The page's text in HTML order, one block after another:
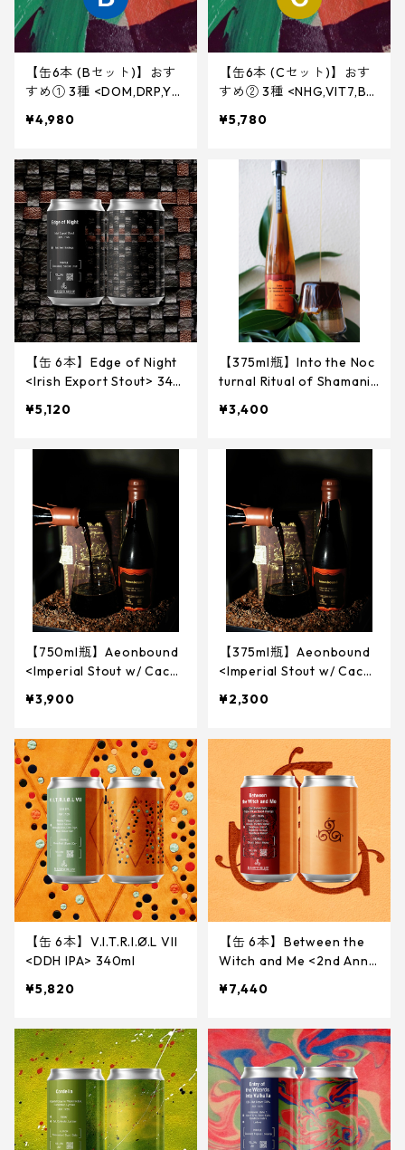
【缶6本 (Bセット)】おす
すめ① 3種 <DOM,DRP,YY
¥4,980
【缶6本 (Cセット)】おす
すめ② 3種 <NHG,VIT7,B
¥5,780
【缶 6本】Edge of Night
<Irish Export Stout> 340
¥5,120
【375ml瓶】Into the Noc
turnal Ritual of Shamanic
¥3,400
【750ml瓶】Aeonbound
<Imperial Stout w/ Caca
¥3,900
【375ml瓶】Aeonbound
<Imperial Stout w/ Caca
¥2,300
【缶 6本】V.I.T.R.I.Ø.L VII
<DDH IPA> 340ml
¥5,820
【缶 6本】Between the
Witch and Me <2nd Anniv
d Orange> 340ml
¥7,440